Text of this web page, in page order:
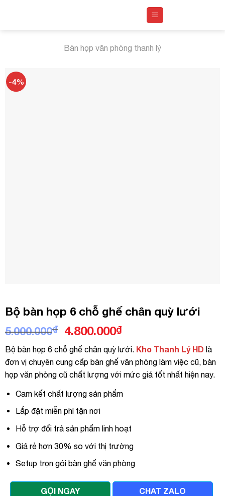
Bàn họp văn phòng thanh lý
-4%
Bộ bàn họp 6 chỗ ghế chân quỳ lưới
5.000.000₫
Giá
gốc
là:
5.000.000₫.
4.800.000₫Giá
tại
là:
4.800.000₫.
Bộ bàn họp 6 chỗ ghế chân quỳ lưới. Kho Thanh Lý HD là
đơn vị chuyên cung cấp bàn ghế văn phòng làm việc cũ, bàn
họp văn phòng cũ chất lượng với mức giá tốt nhất hiện nay.
Cam kết chất lượng sản phẩm
Lắp đặt miễn phí tận nơi
Hỗ trợ đổi trả sản phẩm linh hoạt
Giá rẻ hơn 30% so với thị trường
Setup trọn gói bàn ghế văn phòng
GỌI NGAY CHAT ZALO